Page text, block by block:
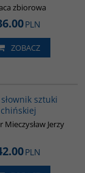
zbiorowa
PLN
ZOBACZ
słownik sztuki
chińskiej
Mieczysław Jerzy
PLN